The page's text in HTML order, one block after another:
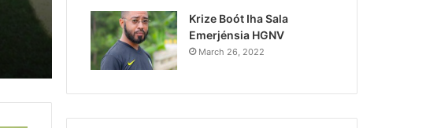
Krize Boót Iha Sala
Emerjénsia HGNV
March 26, 2022